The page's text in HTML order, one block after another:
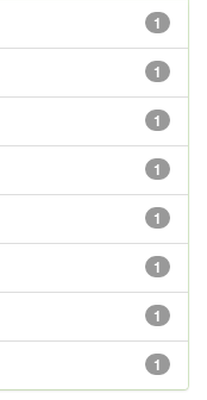
1
1
1
1
1
1
1
1